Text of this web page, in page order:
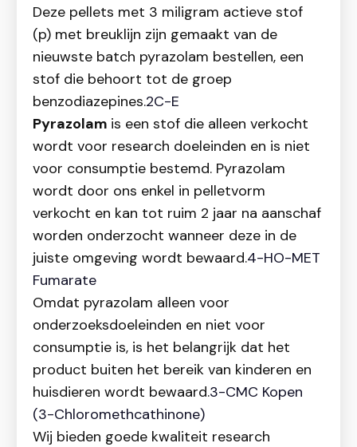
Deze pellets met 3 miligram actieve stof
(p) met breuklijn zijn gemaakt van de
nieuwste batch pyrazolam bestellen, een
stof die behoort tot de groep
benzodiazepines.2C-E
Pyrazolam is een stof die alleen verkocht
wordt voor research doeleinden en is niet
voor consumptie bestemd. Pyrazolam
wordt door ons enkel in pelletvorm
verkocht en kan tot ruim 2 jaar na aanschaf
worden onderzocht wanneer deze in de
juiste omgeving wordt bewaard.4-HO-MET
Fumarate
Omdat pyrazolam alleen voor
onderzoeksdoeleinden en niet voor
consumptie is, is het belangrijk dat het
product buiten het bereik van kinderen en
huisdieren wordt bewaard.3-CMC Kopen
(3-Chloromethcathinone)
Wij bieden goede kwaliteit research